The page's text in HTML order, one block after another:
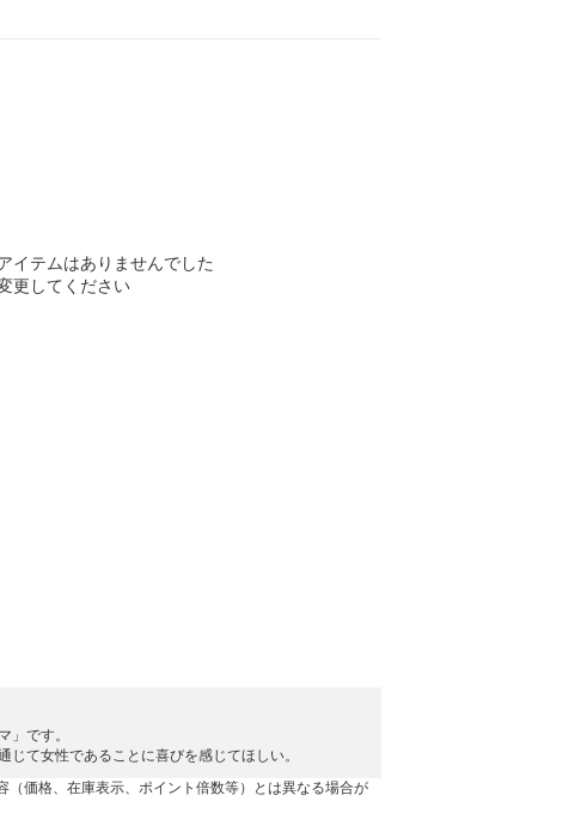
イテムはありませんでした
更してください
」です。
て女性であることに喜びを感じてほしい。
価格、在庫表示、ポイント倍数等）とは異なる場合が